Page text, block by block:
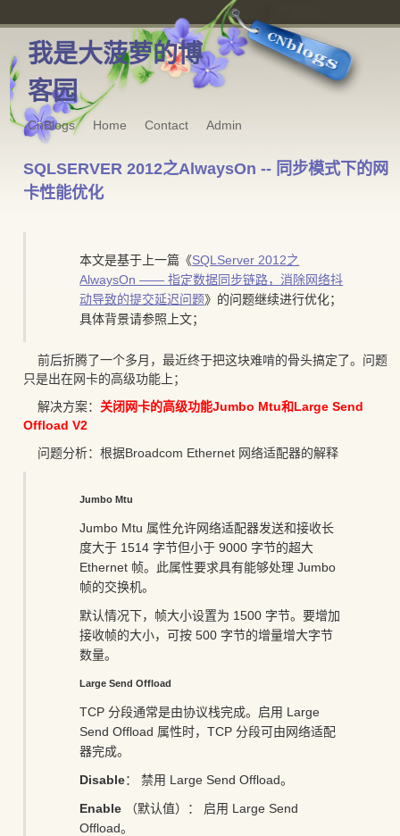
我是大菠萝的博
客园
CnBlogs Home Contact Admin
SQLSERVER 2012之AlwaysOn -- 同步模式下的网
卡性能优化
本文是基于上一篇《SQLServer 2012之
AlwaysOn —— 指定数据同步链路，消除网络抖
动导致的提交延迟问题》的问题继续进行优化；
具体背景请参照上文；
前后折腾了一个多月，最近终于把这块难啃的骨头搞定了。问题
只是出在网卡的高级功能上；
解决方案： 关闭网卡的高级功能Jumbo Mtu和Large Send
Offload V2
问题分析：根据Broadcom Ethernet 网络适配器的解释
Jumbo Mtu
Jumbo Mtu 属性允许网络适配器发送和接收长
度大于 1514 字节但小于 9000 字节的超大
Ethernet 帧。此属性要求具有能够处理 Jumbo
帧的交换机。
默认情况下，帧大小设置为 1500 字节。要增加
接收帧的大小，可按 500 字节的增量增大字节
数量。
Large Send Offload
TCP 分段通常是由协议栈完成。启用 Large
Send Offload 属性时，TCP 分段可由网络适配
器完成。
Disable： 禁用 Large Send Offload。
Enable （默认值）： 启用 Large Send
Offload。